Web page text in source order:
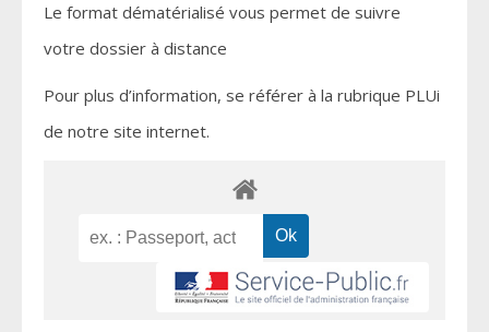
Le format dématérialisé vous permet de suivre
votre dossier à distance
Pour plus d’information, se référer à la rubrique PLUi
de notre site internet.